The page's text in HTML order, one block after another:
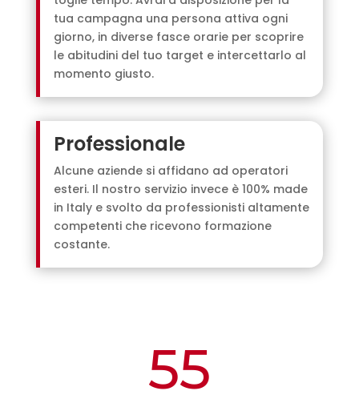
tua campagna una persona attiva ogni
giorno, in diverse fasce orarie per scoprire
le abitudini del tuo target e intercettarlo al
momento giusto.
Professionale
Alcune aziende si affidano ad operatori
esteri. Il nostro servizio invece è 100% made
in Italy e svolto da professionisti altamente
competenti che ricevono formazione
costante.
55